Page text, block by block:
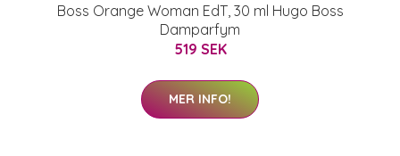
Boss Orange Woman EdT, 30 ml Hugo Boss
Damparfym
519 SEK
MER INFO!